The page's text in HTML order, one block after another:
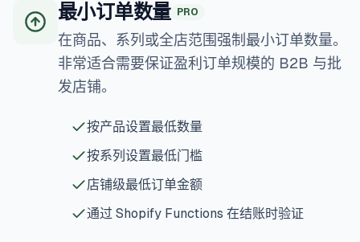
最小订单数量 PRO
在商品、系列或全店范围强制最小订单数量。
非常适合需要保证盈利订单规模的 B2B 与批
发店铺。
按产品设置最低数量
按系列设置最低门槛
店铺级最低订单金额
通过 Shopify Functions 在结账时验证